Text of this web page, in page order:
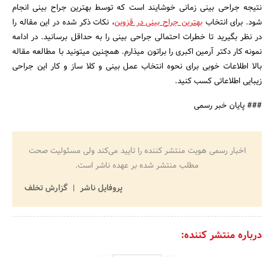
نتیجه جراحی بینی زمانی خوشایند است که توسط بهترین جراح بینی انجام
شود. برای انتخاببهترین جراح بینی در قزوین، نکات ذکر شده در این مقاله را
در نظر بگیرید تا خطرات احتمالی جراحی بینی را به حداقل برسانید. در ادامه
نمونه کار دکتر آرمین اکبری را براتون میذارم. همچنین میتونید با مطالعه مقاله
بالا اطلاعات خوبی برای نحوه انتخاب عمل بینی و کلا ساز و کار این جراحی
زیبایی اطلاعاتی کسب کنید.
### پایان خبر رسمی
اخبار رسمی هویت منتشر کننده را تایید می‌کند ولی مسئولیت صحت
مطلب منتشر شده بر عهده ناشر است.
پروفایل ناشر
گزارش تخلف
درباره منتشر کننده: